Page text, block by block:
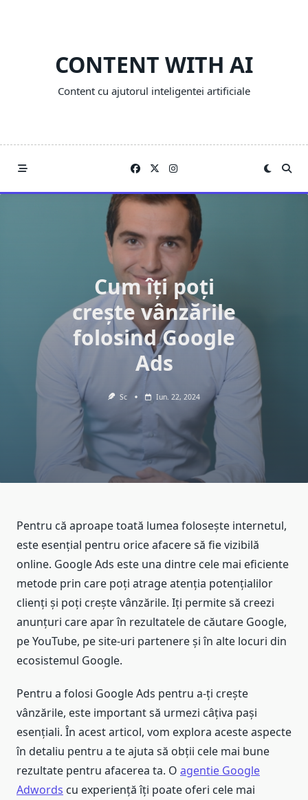
CONTENT WITH AI
Content cu ajutorul inteligentei artificiale
Cum îți poți
crește vânzările
folosind Google
Ads
Sc Iun. 22, 2024
Pentru că aproape toată lumea folosește internetul,
este esențial pentru orice afacere să fie vizibilă
online. Google Ads este una dintre cele mai eficiente
metode prin care poți atrage atenția potențialilor
clienți și poți crește vânzările. Iți permite să creezi
anunțuri care apar în rezultatele de căutare Google,
pe YouTube, pe site-uri partenere și în alte locuri din
ecosistemul Google.
Pentru a folosi Google Ads pentru a-ți crește
vânzările, este important să urmezi câțiva pași
esențiali. În acest articol, vom explora aceste aspecte
în detaliu pentru a te ajuta să obții cele mai bune
rezultate pentru afacerea ta. O agentie Google
Adwords cu experiență îți poate oferi cele mai